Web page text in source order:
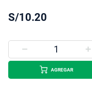
S/10.20
AGREGAR